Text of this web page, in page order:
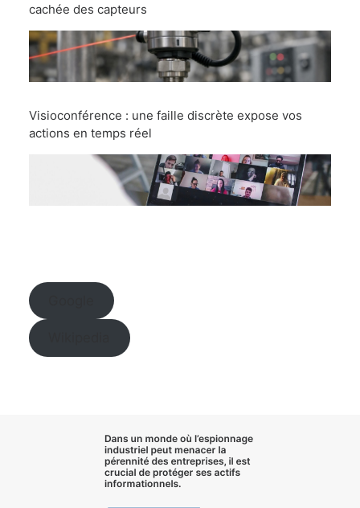
cachée des capteurs
Visioconférence : une faille discrète expose vos
actions en temps réel
Dans un monde où l’espionnage
industriel peut menacer la
pérennité des entreprises, il est
crucial de protéger ses actifs
informationnels.